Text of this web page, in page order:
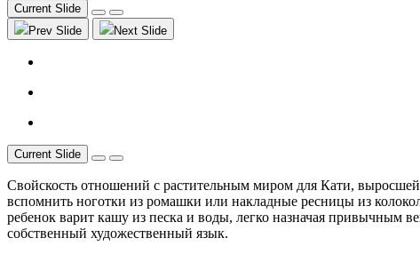
Current Slide
Prev Slide
Next Slide
Current Slide
Свойскость отношений с растительным миром для Кати,
вспомнить ноготки из ромашки или накладные ресницы из
ребенок варит кашу из песка и воды, легко назначая привычным
собственный художественный язык.